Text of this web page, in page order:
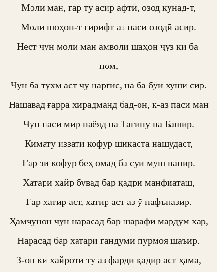
Моли ман, гар ту асир афтӣ, озод кунад-т,
Моли шоҳон-т гирифт аз паси озодӣ асир.
Нест чун моли ман амволи шаҳон ҷуз ки ба
ном,
Чун ба тухм аст чу наргис, на ба бӯи хуши сир.
Нашавад ғарра хирадманд бад-он, к-аз паси ман
Чун паси мир наёяд на Тагину на Башир.
Қимату иззати кофур шикаста нашудаст,
Гар зи кофур беҳ омад ба суи муш панир.
Хатари хайр бувад бар қадри манфиаташ,
Гар хатир аст, хатир аст аз ӯ нафъпазир.
Ҳамчунон чун нарасад бар шарафи мардум хар,
Нарасад бар хатари гандуми пурмоя шаъир.
З-он ки хайроти ту аз фарди қадир аст ҳама,